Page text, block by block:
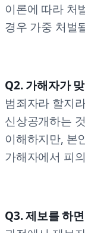
이론에 따라 처
경우 가중 처벌
Q2. 가해자가
범죄자라 할지
신상공개하는
이해하지만, 본
가해자에서 피
Q3. 제보를 하